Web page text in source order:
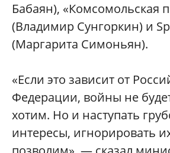
Бабаян), «Комсомольская
(Владимир Сунгоркин) и
(Маргарита Симоньян).
«Если это зависит от
Федерации, войны не
хотим. Но и наступать
интересы, игнорировать